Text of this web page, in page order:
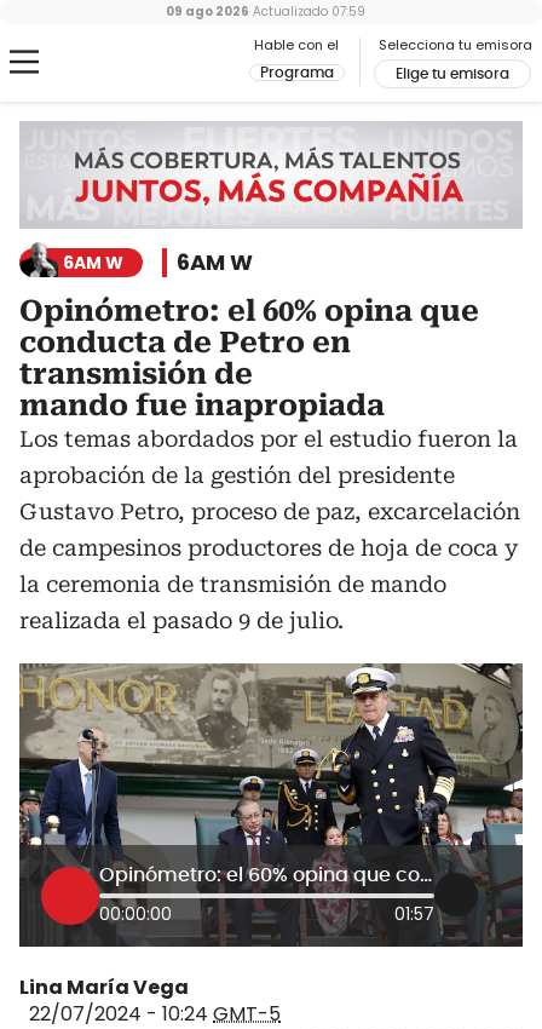
Hable con el
Programa
Selecciona tu emisora
Elige tu emisora
09 ago 2026 Actualizado 07:59
6AM W 6AM W
Opinómetro: el 60% opina que
conducta de Petro en
transmisión de
mando fue inapropiada
Los temas abordados por el estudio fueron la
aprobación de la gestión del presidente
Gustavo Petro, proceso de paz, excarcelación
de campesinos productores de hoja de coca y
la ceremonia de transmisión de mando
realizada el pasado 9 de julio.
Opinómetro: el 60% opina que conducta de Petro en transmisión de mando fue inapropiada
00:00:00 01:57
Lina María Vega
22/07/2024 - 10:24 GMT-5